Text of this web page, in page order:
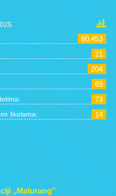
80.453
21
204
69
73
školama: 14
„Maturang”